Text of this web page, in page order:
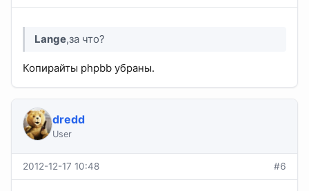
Lange,за что?
Копирайты phpbb убраны.
dredd
User
2012-12-17 10:48 #6